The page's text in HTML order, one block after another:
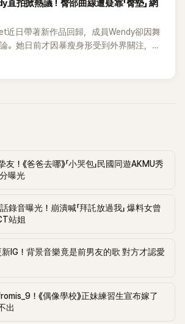
拍掀熱議！臀部曲線遭疑靠「臀墊」 網
近日帶著新作品回歸，成員Wendy卻因舞
。她日前才因暴瘦身形受到外界關注，又
臀墊，如今最新打歌舞台曝光後，再度因
！《爸爸去哪》「小哭包」民國同遊AKMU秀
曝光
錄音曝光！崩潰喊「拜託放過我」 爆料女曾
站姐
IG！背景音樂竟是前男友的歌 對方才認愛
！《偶像學校》正妹練習生宣布嫁了
出